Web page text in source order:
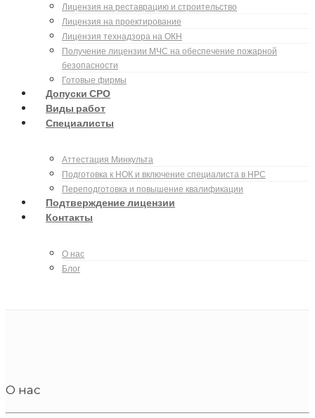
Лицензия на реставрацию и строительство
Лицензия на проектирование
Лицензия технадзора на ОКН
Получение лицензии МЧС на обеспечение пожарной
безопасности
Готовые фирмы
Допуски СРО
Виды работ
Специалисты
Аттестация Минкульта
Подготовка к НОК и включение специалиста в НРС
Переподготовка и повышение квалификации
Подтверждение лицензии
Контакты
О нас
Блог
О нас